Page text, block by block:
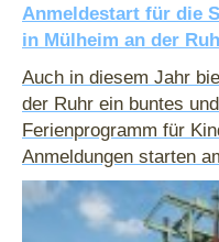
Anmeldestart für die
in Mülheim an der
Auch in diesem Jahr
der Ruhr ein buntes
Ferienprogramm für
Anmeldungen starten